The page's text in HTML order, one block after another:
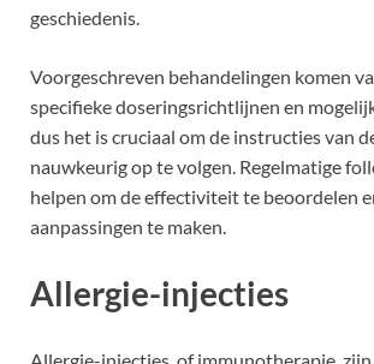
geschiedenis.
Voorgeschreven behandelingen komen
specifieke doseringsrichtlijnen en
dus het is cruciaal om de instructies van
nauwkeurig op te volgen. Regelmatige
helpen om de effectiviteit te beoordelen
aanpassingen te maken.
Allergie-injecties